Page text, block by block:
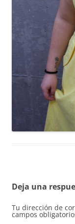
Deja una
Tu dirección de
campos